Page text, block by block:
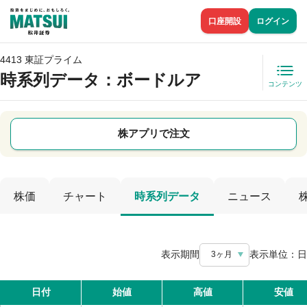
口座開設 ログイン
4413 東証プライム
時系列データ ：ボードルア コンテンツ
株アプリで注文
株価 チャート 時系列データ ニュース
表示期間 3ヶ月 表示単位： 日
日付 始値 高値 安値